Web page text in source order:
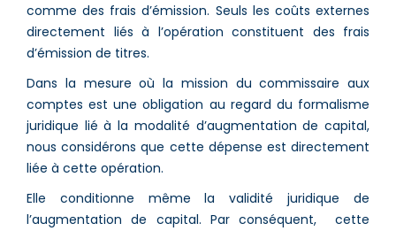
comme des frais d’émission. Seuls les coûts externes
directement liés à l’opération constituent des frais
d’émission de titres.
Dans la mesure où la mission du commissaire aux
comptes est une obligation au regard du formalisme
juridique lié à la modalité d’augmentation de capital,
nous considérons que cette dépense est directement
liée à cette opération.
Elle conditionne même la validité juridique de
l’augmentation de capital. Par conséquent, cette